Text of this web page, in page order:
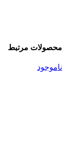
محصولات مرتبط
ناموجود